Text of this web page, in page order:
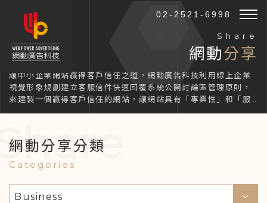
02-2521-6998
Share
網動分享
讓中小企業網站贏得客戶信任之道，網動廣告科技利用線上企業
視覺形象規劃建立客服信件快速回覆系統公開討論區管理原則，
來建製一個贏得客戶信任的網站，讓網站具有「專業性」和「服
網動分享分類
Categories
Business